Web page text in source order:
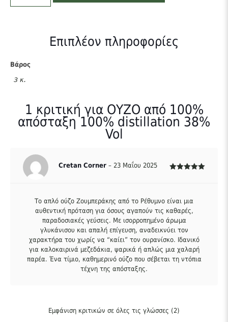
ποσότητα
1 κριτική για OΥZO από 100%
απόσταξη 100% distillation 38%
Vol
Cretan Corner – 23 Μαΐου 2025
Το απλό ούζο Ζουμπεράκης από το Ρέθυμνο είναι μια
αυθεντική πρόταση για όσους αγαπούν τις καθαρές,
παραδοσιακές γεύσεις. Με ισορροπημένο άρωμα
γλυκάνισου και απαλή επίγευση, αναδεικνύει τον
χαρακτήρα του χωρίς να “καίει” τον ουρανίσκο. Ιδανικό
για καλοκαιρινά μεζεδάκια, ψαρικά ή απλώς μια χαλαρή
παρέα. Ένα τίμιο, καθημερινό ούζο που σέβεται τη ντόπια
τέχνη της απόσταξης.
Εμφάνιση κριτικών σε όλες τις γλώσσες (2)
Επιπλέον πληροφορίες
Βάρος
3 κ.